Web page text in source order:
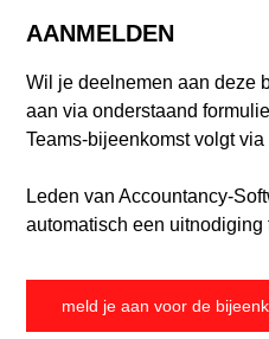
AANMELDEN
Wil je deelnemen aan deze
aan via onderstaand
Teams-bijeenkomst volgt via
Leden van Accountancy-
automatisch een uitnodiging
meld je aan voor de